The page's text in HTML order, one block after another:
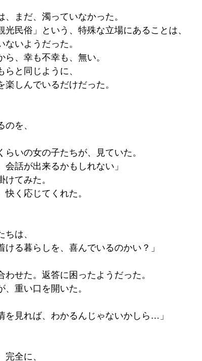
、まだ、濁っていなかった。
光民俗」という、特殊な立場にあることは、
ないようだった。
ら、幸も不幸も、無い。
と同じように、
楽しんでいるだけだった。
を、
らいの女の子たちが、見ていた。
会話が出来るかもしれない」
けてみた。
く応じてくれた。
ちは、
る暮らしを、喜んでいるのかい？」
わせた。返答に困ったようだった。
、重い口を開いた。
見れば、わかるんじゃないかしら…」
全に、